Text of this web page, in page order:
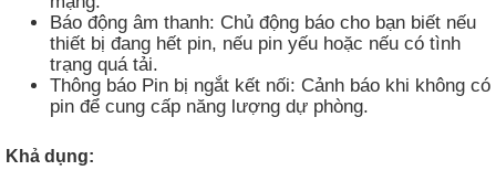
Báo động âm thanh: Chủ động báo cho bạn biết nếu
thiết bị đang hết pin, nếu pin yếu hoặc nếu có tình
trạng quá tải.
Thông báo Pin bị ngắt kết nối: Cảnh báo khi không có
pin để cung cấp năng lượng dự phòng.
Khả dụng: